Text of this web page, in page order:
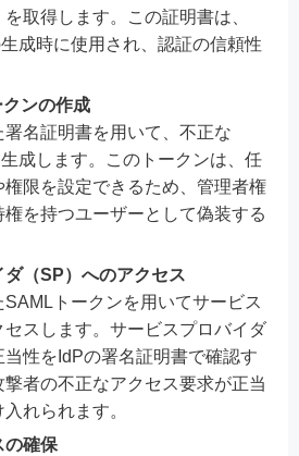
取得します。この証明書は、
成時に使用され、認証の信頼性
ンの作成
名証明書を用いて、不正な
成します。このトークンは、任
限を設定できるため、管理者権
権を持つユーザーとして偽装する
（SP）へのアクセス
トークンを用いてサービス
セスします。サービスプロバイダ
性をIdPの署名証明書で確認す
撃者の不正なアクセス要求が正当
れられます。
の確保